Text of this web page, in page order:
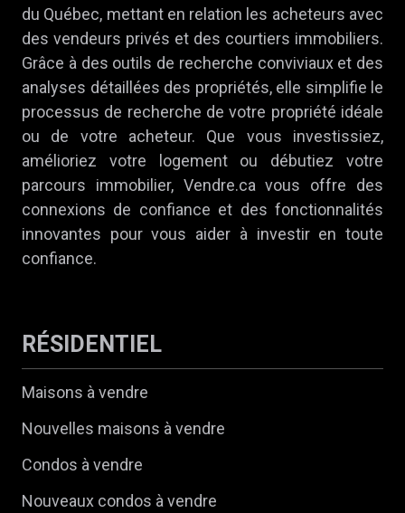
du Québec, mettant en relation les acheteurs avec
des vendeurs privés et des courtiers immobiliers.
Grâce à des outils de recherche conviviaux et des
analyses détaillées des propriétés, elle simplifie le
processus de recherche de votre propriété idéale
ou de votre acheteur. Que vous investissiez,
amélioriez votre logement ou débutiez votre
parcours immobilier, Vendre.ca vous offre des
connexions de confiance et des fonctionnalités
innovantes pour vous aider à investir en toute
confiance.
RÉSIDENTIEL
Maisons à vendre
Nouvelles maisons à vendre
Condos à vendre
Nouveaux condos à vendre